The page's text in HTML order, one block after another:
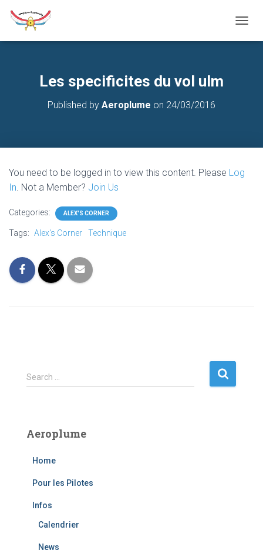
O
I
Les specificites du vol ulm
Published by Aeroplume on 24/03/2016
You need to be logged in to view this content. Please Log
In. Not a Member? Join Us
Categories: ALEX'S CORNER
Tags: Alex's Corner Technique
S
e
h
Search …
Aeroplume
Home
Pour les Pilotes
Infos
Calendrier
News